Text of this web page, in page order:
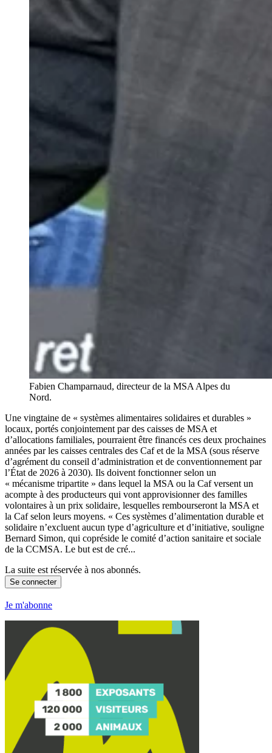
Fabien Champarnaud, directeur de la MSA Alpes du
Nord.
Une vingtaine de « systèmes alimentaires solidaires et durables »
locaux, portés conjointement par des caisses de MSA et
d’allocations familiales, pourraient être financés ces deux prochaines
années par les caisses centrales des Caf et de la MSA (sous réserve
d’agrément du conseil d’administration et de conventionnement par
l’État de 2026 à 2030). Ils doivent fonctionner selon un
« mécanisme tripartite » dans lequel la MSA ou la Caf versent un
acompte à des producteurs qui vont approvisionner des familles
volontaires à un prix solidaire, lesquelles rembourseront la MSA et
la Caf selon leurs moyens. « Ces systèmes d’alimentation durable et
solidaire n’excluent aucun type d’agriculture et d’initiative, souligne
Bernard Simon, qui copréside le comité d’action sanitaire et sociale
de la CCMSA. Le but est de cré...
La suite est réservée à nos abonnés.
Se connecter
Je m'abonne